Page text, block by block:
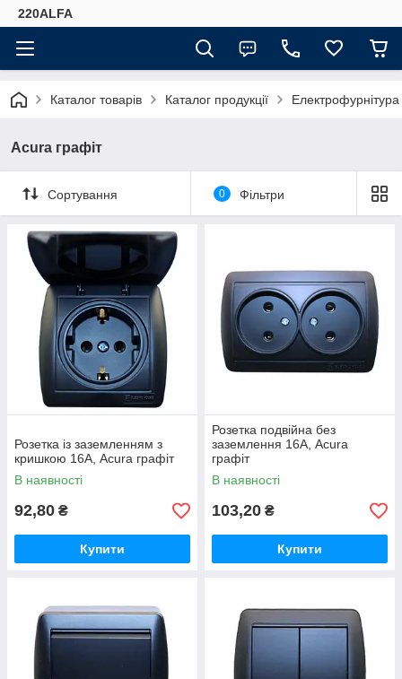
220ALFA
Каталог товарів Каталог продукції Електрофурнітура
Acura графіт
Сортування 0 Фільтри
Розетка із заземленням з
кришкою 16А, Acura графіт
В наявності
92,80 ₴
Купити
Розетка подвійна без
заземлення 16А, Acura
графіт
В наявності
103,20 ₴
Купити